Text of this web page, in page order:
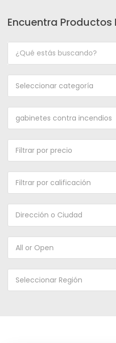
Encuentra Productos
Seleccionar categoría
gabinetes contra incendios
Filtrar por precio
Filtrar por calificación
All or Open
Seleccionar Región